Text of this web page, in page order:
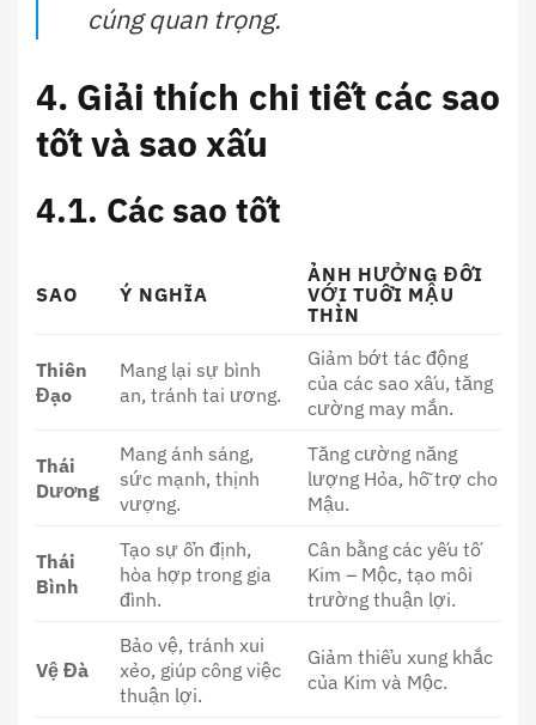
cúng quan trọng.
4. Giải thích chi tiết các sao
tốt và sao xấu
4.1. Các sao tốt
SAO Ý NGHĨA
ẢNH HƯỞNG ĐỐI
VỚI TUỔI MẬU
THÌN
Thiên
Đạo
Mang lại sự bình
an, tránh tai ương.
Giảm bớt tác động
của các sao xấu, tăng
cường may mắn.
Thái
Dương
Mang ánh sáng,
sức mạnh, thịnh
vượng.
Tăng cường năng
lượng Hỏa, hỗ trợ cho
Mậu.
Thái
Bình
Tạo sự ổn định,
hòa hợp trong gia
đình.
Cân bằng các yếu tố
Kim – Mộc, tạo môi
trường thuận lợi.
Vệ Đà
Bảo vệ, tránh xui
xẻo, giúp công việc
thuận lợi.
Giảm thiểu xung khắc
của Kim và Mộc.